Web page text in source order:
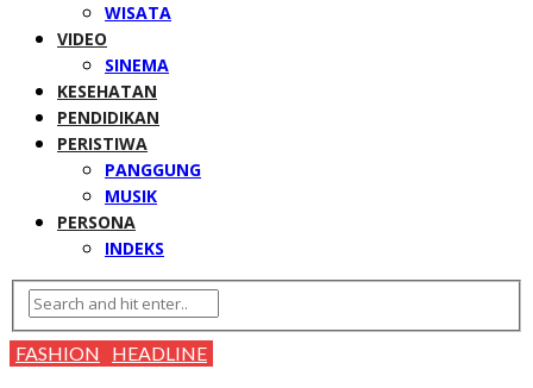
WISATA
VIDEO
SINEMA
KESEHATAN
PENDIDIKAN
PERISTIWA
PANGGUNG
MUSIK
PERSONA
INDEKS
FASHION HEADLINE